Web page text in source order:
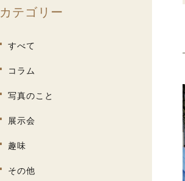
カテゴリー
すべて
コラム
写真のこと
展示会
趣味
その他